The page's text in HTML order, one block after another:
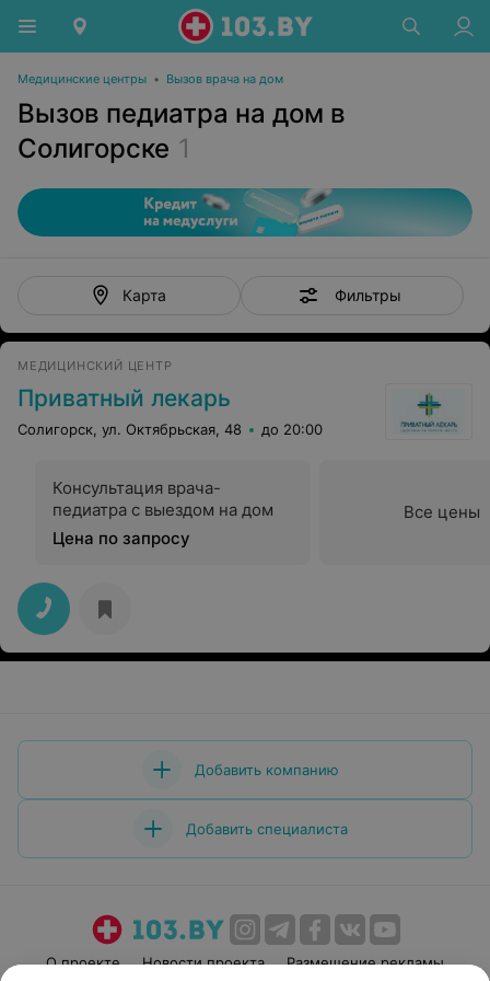
Медицинские центры • Вызов врача на дом
Вызов педиатра на дом в
Солигорске 1
Карта Фильтры
МЕДИЦИНСКИЙ ЦЕНТР
Приватный лекарь
Солигорск, ул. Октябрьская, 48 до 20:00
Консультация врача-
педиатра с выездом на дом
Цена по запросу
Все цены
Добавить компанию
Добавить специалиста
О проекте Новости проекта Размещение рекламы